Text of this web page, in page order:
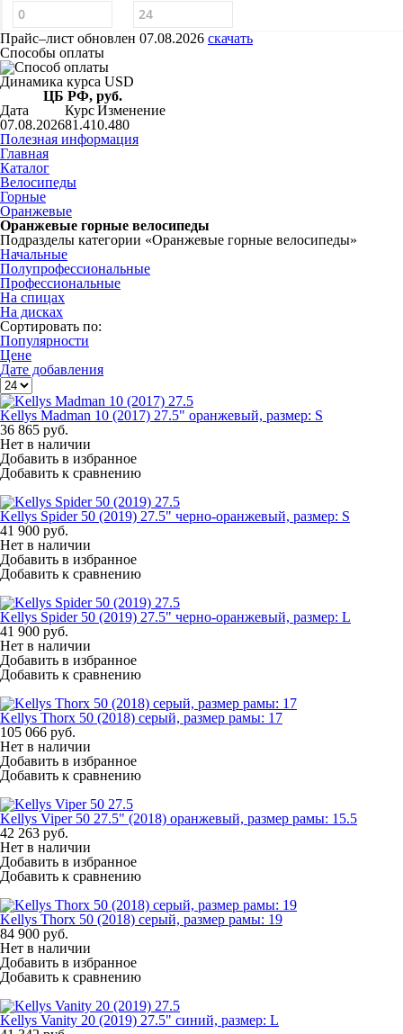
Прайс–лист обновлен 07.08.2026 скачать
Способы оплаты
Динамика курса USD
ЦБ РФ, руб.
Дата
КурсИзменение
07.08.202681.410.480
Полезная информация
Главная
Каталог
Велосипеды
Горные
Оранжевые
Оранжевые горные велосипеды
Подразделы категории «Оранжевые горные велосипеды»
Начальные
Полупрофессиональные
Профессиональные
На спицах
На дисках
Сортировать по:
Популярности
Цене
Дате добавления
Kellys Madman 10 (2017) 27.5" оранжевый, размер: S
36 865 руб.
Нет в наличии
Добавить в избранное
Добавить к сравнению
Kellys Spider 50 (2019) 27.5" черно-оранжевый, размер: S
41 900 руб.
Нет в наличии
Добавить в избранное
Добавить к сравнению
Kellys Spider 50 (2019) 27.5" черно-оранжевый, размер: L
41 900 руб.
Нет в наличии
Добавить в избранное
Добавить к сравнению
Kellys Thorx 50 (2018) серый, размер рамы: 17
105 066 руб.
Нет в наличии
Добавить в избранное
Добавить к сравнению
Kellys Viper 50 27.5" (2018) оранжевый, размер рамы: 15.5
42 263 руб.
Нет в наличии
Добавить в избранное
Добавить к сравнению
Kellys Thorx 50 (2018) серый, размер рамы: 19
84 900 руб.
Нет в наличии
Добавить в избранное
Добавить к сравнению
Kellys Vanity 20 (2019) 27.5" синий, размер: L